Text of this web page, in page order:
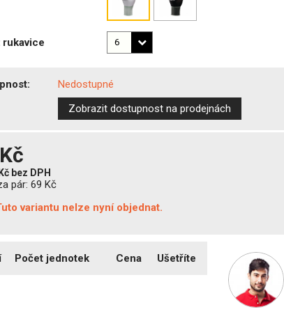
Nedostupné
Zobrazit dostupnost na prodejnách
bez DPH
pár:69 Kč
variantu nelze nyní objednat.
Počet jednotek Cena Ušetříte